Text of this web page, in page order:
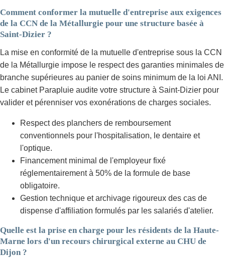
Comment conformer la mutuelle d'entreprise aux exigences
de la CCN de la Métallurgie pour une structure basée à
Saint-Dizier ?
La mise en conformité de la mutuelle d'entreprise sous la CCN
de la Métallurgie impose le respect des garanties minimales de
branche supérieures au panier de soins minimum de la loi ANI.
Le cabinet Parapluie audite votre structure à Saint-Dizier pour
valider et pérenniser vos exonérations de charges sociales.
Respect des planchers de remboursement
conventionnels pour l'hospitalisation, le dentaire et
l'optique.
Financement minimal de l'employeur fixé
réglementairement à 50% de la formule de base
obligatoire.
Gestion technique et archivage rigoureux des cas de
dispense d'affiliation formulés par les salariés d'atelier.
Quelle est la prise en charge pour les résidents de la Haute-
Marne lors d'un recours chirurgical externe au CHU de
Dijon ?